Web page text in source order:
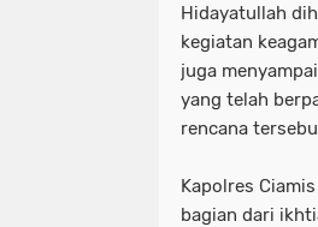
Hidayatullah
kegiatan
juga
yang telah
rencana
Kapolres
bagian dari